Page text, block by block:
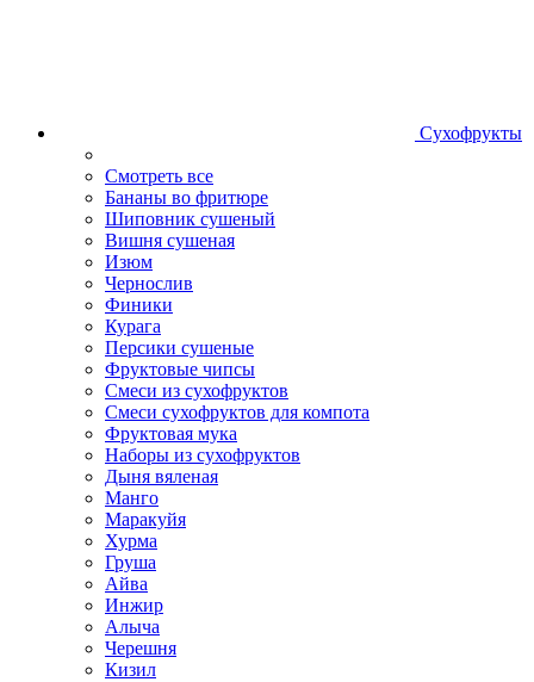
Сухофрукты
Смотреть все
Бананы во фритюре
Шиповник сушеный
Вишня сушеная
Изюм
Чернослив
Финики
Курага
Персики сушеные
Фруктовые чипсы
Смеси из сухофруктов
Смеси сухофруктов для компота
Фруктовая мука
Наборы из сухофруктов
Дыня вяленая
Манго
Маракуйя
Хурма
Груша
Айва
Инжир
Алыча
Черешня
Кизил